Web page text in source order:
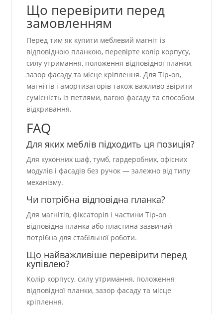
Що перевірити перед
замовленням
Перед тим як купити меблевий магніт із
відповідною планкою, перевірте колір корпусу,
силу утримання, положення відповідної планки,
зазор фасаду та місце кріплення. Для Tip-on,
магнітів і амортизаторів також важливо звірити
сумісність із петлями, вагою фасаду та способом
відкривання.
FAQ
Для яких меблів підходить ця позиція?
Для кухонних шаф, тумб, гардеробних, офісних
модулів і фасадів без ручок — залежно від типу
механізму.
Чи потрібна відповідна планка?
Для магнітів, фіксаторів і частини Tip-on
відповідна планка або пластина зазвичай
потрібна для стабільної роботи.
Що найважливіше перевірити перед
купівлею?
Колір корпусу, силу утримання, положення
відповідної планки, зазор фасаду та місце
кріплення.